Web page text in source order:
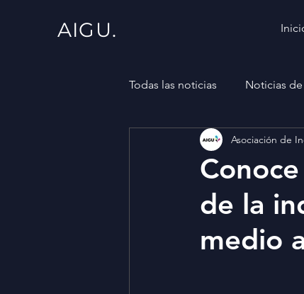
AIGU.
Todas las noticias Noticias de
de la
medio
Asociación de